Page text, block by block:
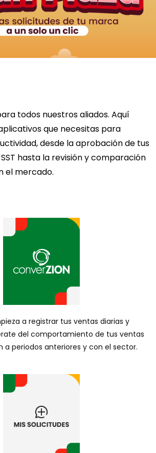
todos nuestros aliados. Aquí
que necesitas para
desde la aprobación de tus
hasta la revisión y comparación
el mercado.
a registrar tus ventas diarias y
del comportamiento de tus ventas
a periodos anteriores y con el sector.